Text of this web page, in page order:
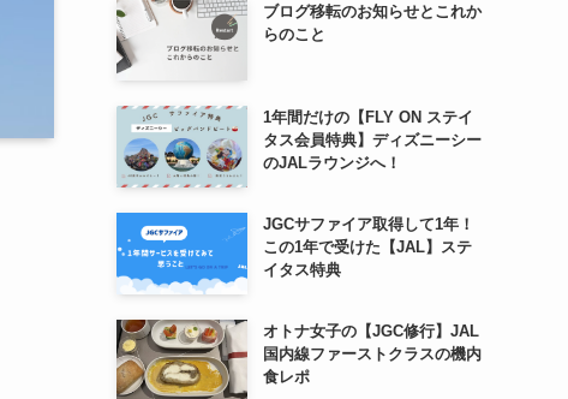
ブログ移転のお知らせとこれか
らのこと
1年間だけの【FLY ON ステイ
タス会員特典】ディズニーシー
のJALラウンジへ！
JGCサファイア取得して1年！
この1年で受けた【JAL】ステ
イタス特典
オトナ女子の【JGC修行】JAL
国内線ファーストクラスの機内
食レポ